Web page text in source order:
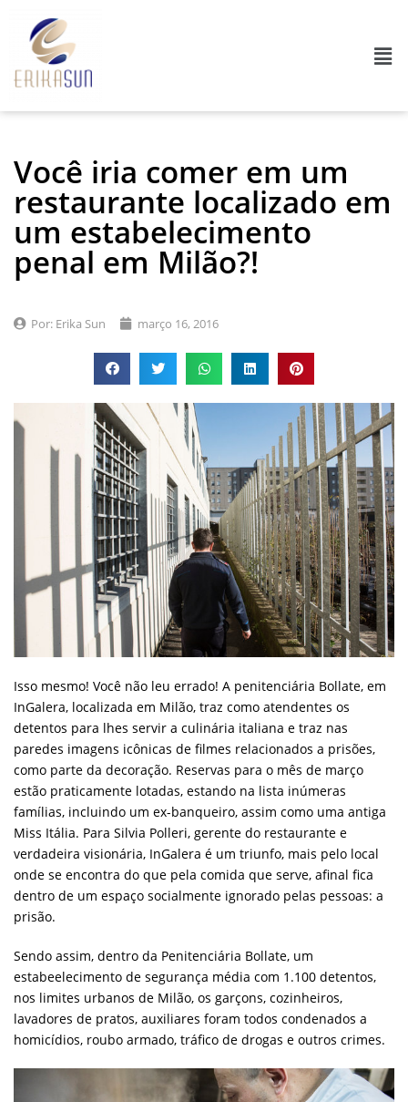
Você iria comer em um
restaurante localizado em
um estabelecimento
penal em Milão?!
Por: Erika Sun março 16, 2016
Isso mesmo! Você não leu errado! A penitenciária Bollate, em
InGalera, localizada em Milão, traz como atendentes os
detentos para lhes servir a culinária italiana e traz nas
paredes imagens icônicas de filmes relacionados a prisões,
como parte da decoração. Reservas para o mês de março
estão praticamente lotadas, estando na lista inúmeras
famílias, incluindo um ex-banqueiro, assim como uma antiga
Miss Itália. Para Silvia Polleri, gerente do restaurante e
verdadeira visionária, InGalera é um triunfo, mais pelo local
onde se encontra do que pela comida que serve, afinal fica
dentro de um espaço socialmente ignorado pelas pessoas: a
prisão.
Sendo assim, dentro da Penitenciária Bollate, um
estabeelecimento de segurança média com 1.100 detentos,
nos limites urbanos de Milão, os garçons, cozinheiros,
lavadores de pratos, auxiliares foram todos condenados a
homicídios, roubo armado, tráfico de drogas e outros crimes.